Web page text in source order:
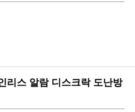
리스 알람 디스크락 도난방